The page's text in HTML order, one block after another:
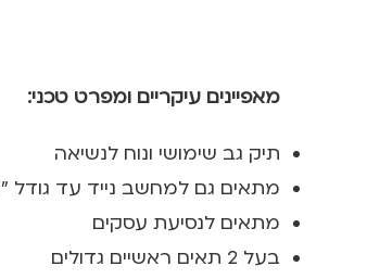
מאפיינים עיקריים ומפרט טכני:
תיק גב שימושי ונוח לנשיאה
מתאים גם למחשב נייד עד גודל "14
מתאים לנסיעת עסקים
בעל 2 תאים ראשיים גדולים